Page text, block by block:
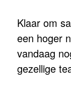
Klaar om
een hoger
vandaag
gezellige